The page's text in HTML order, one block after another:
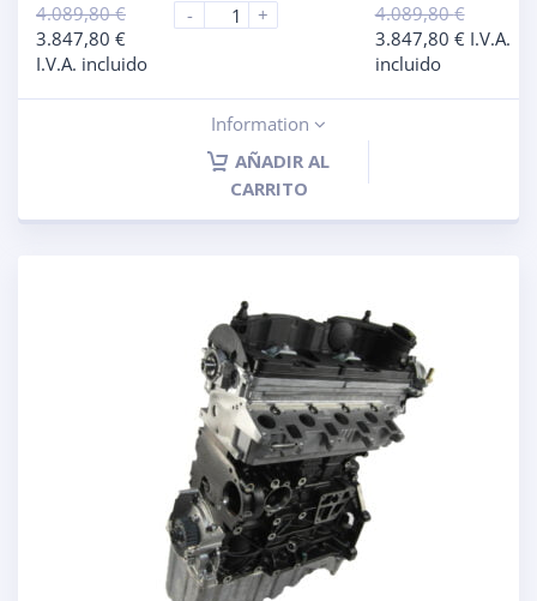
4.089,80€
3.847,80 €
I.V.A. incluido
-
+
4.089,80€
3.847,80 € I.V.A.
incluido
Information
AÑADIR AL
CARRITO